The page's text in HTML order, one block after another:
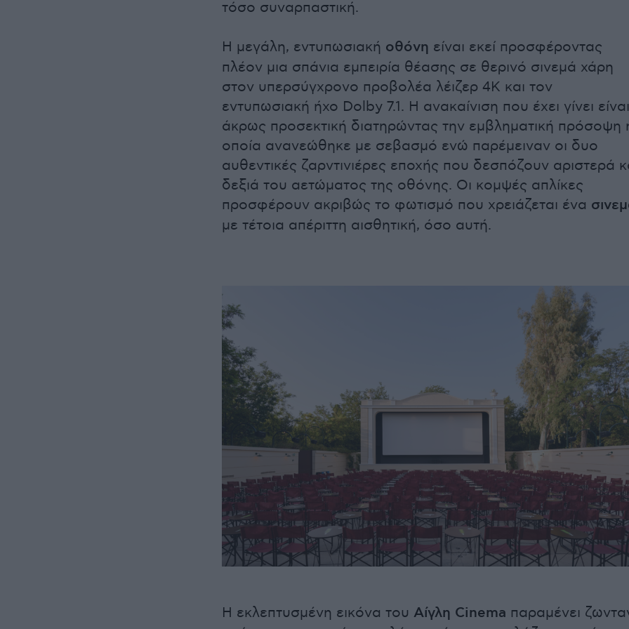
τόσο συναρπαστική.
Η μεγάλη, εντυπωσιακή οθόνη είναι εκεί προσφέροντας
πλέον μια σπάνια εμπειρία θέασης σε θερινό σινεμά χάρη
στον υπερσύγχρονο προβολέα λέιζερ 4K και τον
εντυπωσιακή ήχο Dolby 7.1. Η ανακαίνιση που έχει γίνει είναι
άκρως προσεκτική διατηρώντας την εμβληματική πρόσοψη
οποία ανανεώθηκε με σεβασμό ενώ παρέμειναν οι δυο
αυθεντικές ζαρντινιέρες εποχής που δεσπόζουν αριστερά
δεξιά του αετώματος της οθόνης. Οι κομψές απλίκες
προσφέρουν ακριβώς το φωτισμό που χρειάζεται ένα
με τέτοια απέριττη αισθητική, όσο αυτή.
Η εκλεπτυσμένη εικόνα του Αίγλη Cinema παραμένει